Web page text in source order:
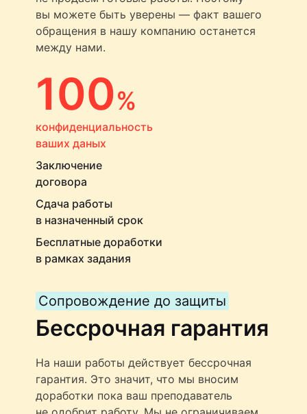
вы можете быть уверены — факт вашего
обращения в нашу компанию останется
между нами.
100%
конфиденциальность
ваших даных
Заключение
договора
Сдача работы
в назначенный срок
Бесплатные доработки
в рамках задания
Сопровождение до защиты
Бессрочная гарантия
На наши работы действует бессрочная
гарантия. Это значит, что мы вносим
доработки пока ваш преподаватель